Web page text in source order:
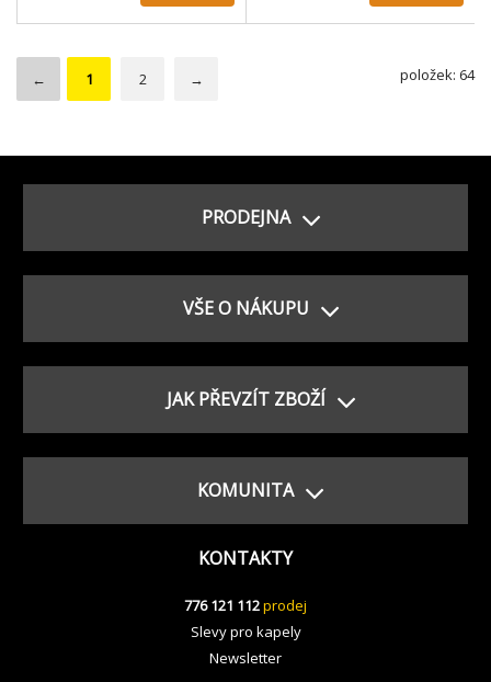
← 1 2 → položek: 64
PRODEJNA
VŠE O NÁKUPU
JAK PŘEVZÍT ZBOŽÍ
KOMUNITA
KONTAKTY
776 121 112prodej
Slevy pro kapely
Newsletter